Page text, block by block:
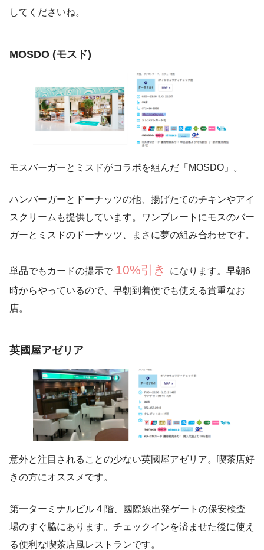
してくださいね。
MOSDO (モスド)
モスバーガーとミスドがコラボを組んだ「MOSDO」。
ハンバーガーとドーナッツの他、揚げたてのチキンやアイ
スクリームも提供しています。ワンプレートにモスのバー
ガーとミスドのドーナッツ、まさに夢の組み合わせです。
単品でもカードの提示で 10%引き
になります。早朝6
時からやっているので、早朝到着便でも使える貴重なお
店。
英國屋アゼリア
意外と注目されることの少ない英國屋アゼリア。喫茶店好
きの方にオススメです。
第一ターミナルビル 4 階、國際線出発ゲートの保安検査
場のすぐ脇にあります。チェックインを済ませた後に使え
る便利な喫茶店風レストランです。